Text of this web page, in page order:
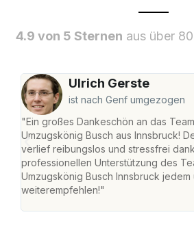
4.9 von 5 Sternen aus über
Ulrich Gerste
ist nach Genf umgezogen
"Ein großes Dankeschön an das
Umzugskönig Busch aus Innsbruck!
verlief reibungslos und stressfrei
professionellen Unterstützung des
Umzugskönig Busch Innsbruck
weiterempfehlen!"